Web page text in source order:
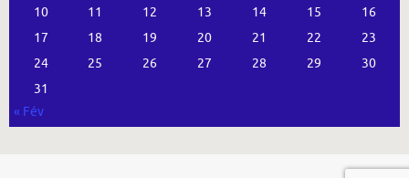
10
11 12 13 14 15
16
17
18 19 20 21 22
23
24
25 26 27 28 29
30
31
« Fév